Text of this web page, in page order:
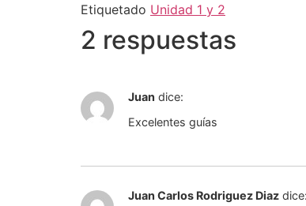
Etiquetado Unidad 1 y 2
2 respuestas
Juan dice:
Excelentes guías
Juan Carlos Rodriguez Diaz dice: